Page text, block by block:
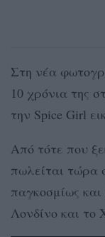
Στη νέα
10 χρόνια της
την Spice Girl
Από τότε που
πωλείται τώρα
παγκοσμίως
Λονδίνο και το